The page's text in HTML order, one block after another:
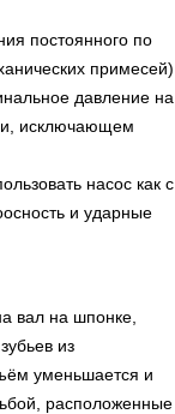
постоянного по
примесей)
давление на
исключающем
насос как с
и ударные
вал на шпонке,
из
уменьшается и
расположенные